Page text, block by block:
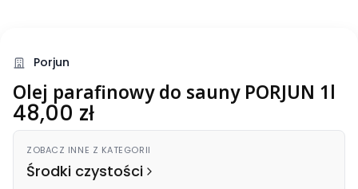
Porjun
Olej parafinowy do sauny PORJUN 1l
Cena
48,00 zł
ZOBACZ INNE Z KATEGORII
Środki czystości